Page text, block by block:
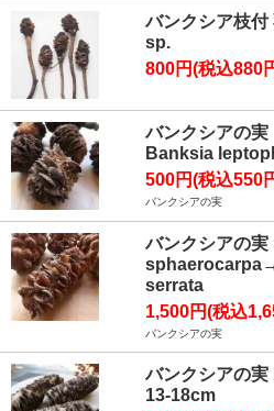
バンクシア枝
sp.
800円(税込880
バンクシアの
Banksia
500円(税込550
バンクシアの実
バンクシアの
serrata
1,500円(税込
バンクシアの実
バンクシアの
13-18cm